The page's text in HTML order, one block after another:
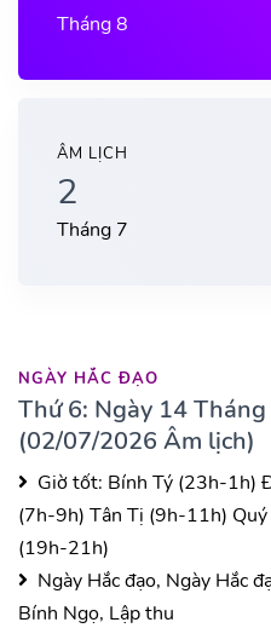
Tháng 8
ÂM LỊCH
2
Tháng 7
NGÀY HẮC ĐẠO
Thứ 6: Ngày 14
(02/07/2026 Âm lịch)
Giờ tốt: Bính Tý (23h-1h)
(7h-9h) Tân Tị (9h-11h)
(19h-21h)
Ngày Hắc đạo, Ngày Hắc
Bính Ngọ, Lập thu